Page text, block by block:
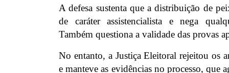
A defesa sustenta que a distribuição de
de caráter assistencialista e nega
Também questiona a validade das provas
No entanto, a Justiça Eleitoral rejeitou os
e manteve as evidências no processo, que